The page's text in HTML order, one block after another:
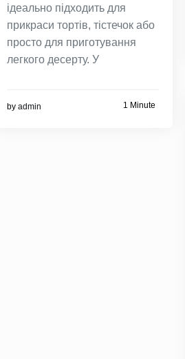
ідеально підходить для
прикраси тортів, тістечок або
просто для приготування
легкого десерту. У
by admin 1 Minute